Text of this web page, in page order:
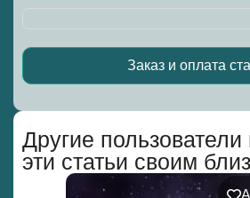
Другие пользователи
эти статьи своим
Заказ и оплата
Alternative: